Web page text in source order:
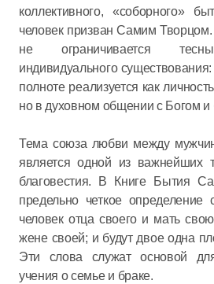
коллективного, «соборного»
человек призван Самим
не ограничивается
индивидуального
полноте реализуется как
но в духовном общении с Богом
Тема союза любви между
является одной из важнейших
благовестия. В Книге Бытия
предельно четкое определение
человек отца своего и мать
жене своей; и будут двое одна
Эти слова служат основой для
учения о семье и браке.